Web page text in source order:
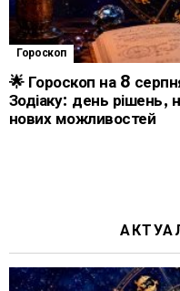
Гороскоп
🌟 Гороскоп на 8
Зодіаку: день рішень,
нових можливостей